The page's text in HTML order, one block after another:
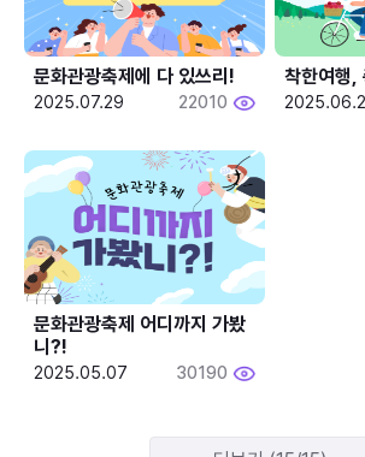
문화관광축제에 다 있쓰리!
2025.07.29 22010
착한여행,
문화관광축제 어디까지 가봤
니?!
2025.05.07 30190